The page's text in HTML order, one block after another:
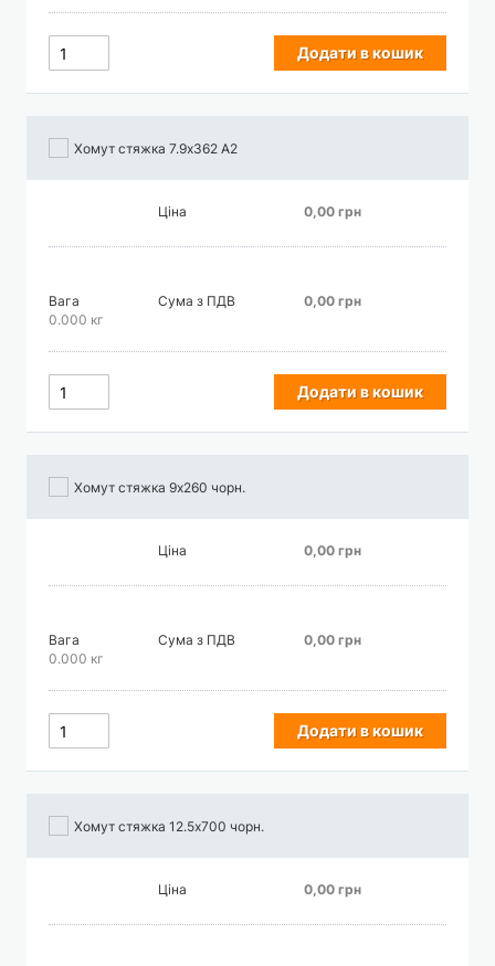
Додати в кошик
Хомут стяжка 7.9х362 А2
Ціна 0,00 грн
Вага
0.000 кг
Сума з ПДВ 0,00 грн
Додати в кошик
Хомут стяжка 9х260 чорн.
Ціна 0,00 грн
Вага
0.000 кг
Сума з ПДВ 0,00 грн
Додати в кошик
Хомут стяжка 12.5х700 чорн.
Ціна 0,00 грн